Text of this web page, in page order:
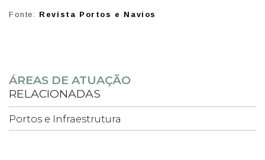
Fonte: Revista Portos e Navios
ÁREAS DE ATUAÇÃO
RELACIONADAS
Portos e Infraestrutura